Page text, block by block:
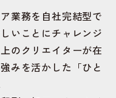
業務を自社完結型で
いことにチャレンジ
のクリエイターが在
みを活かした「ひと